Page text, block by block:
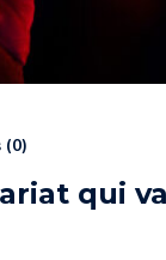
(0)
qui